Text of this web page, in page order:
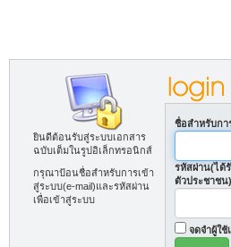
ชื่อสำหรับกา
รหัสผ่าน(ได้
ตัวประชาชน)
จดจำผู้ใ
ยินดีต้อนรับสู่ระบบเอกสาร
ฉบับเต็มในรูปอิเล็กทรอนิกส์
กรุณาป้อนชื่อสำหรับการเข้า
สู่ระบบ(e-mail)และรหัสผ่าน
เพื่อเข้าสู่ระบบ